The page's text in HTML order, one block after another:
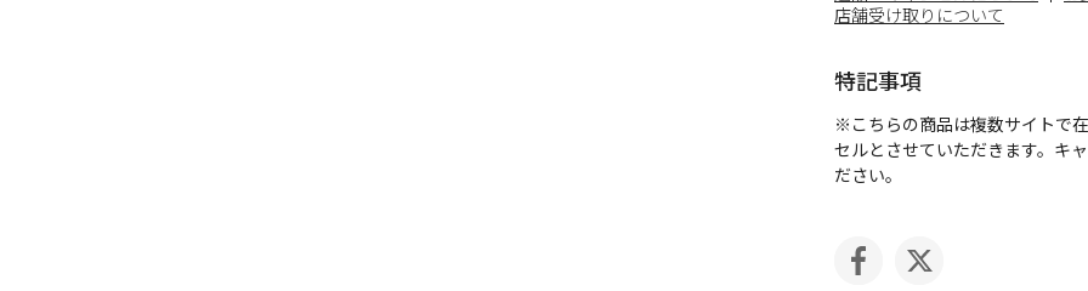
店舗受け取りについて
特記事項
※こちらの商品は複数サイトで
セルとさせていただきます。キ
ださい。